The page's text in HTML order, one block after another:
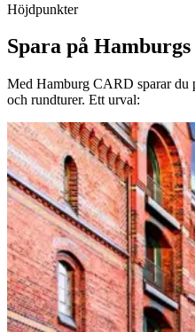
Höjdpunkter
Spara på
Med Hamburg CARD sparar du
och rundturer. Ett urval: